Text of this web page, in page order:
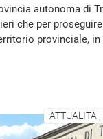
autonoma di
che per
provinciale,
ATTUALITÀ